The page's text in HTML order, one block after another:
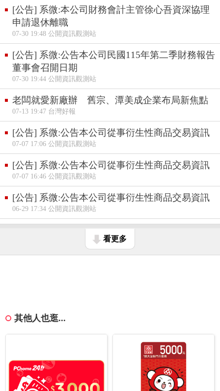
[公告] 系微:本公司財務會計主管徐心吾資深協理
申請退休離職
07-30 19:48 公開資訊觀測站
[公告] 系微:公告本公司民國115年第二季財務報告
董事會召開日期
07-30 19:44 公開資訊觀測站
老闆就愛新廠辦 舊宗、潭美成企業布局新焦點
07-13 19:47 台灣好報
[公告] 系微:公告本公司從事衍生性商品交易資訊
07-07 17:06 公開資訊觀測站
[公告] 系微:公告本公司從事衍生性商品交易資訊
07-07 16:46 公開資訊觀測站
[公告] 系微:公告本公司從事衍生性商品交易資訊
06-29 17:34 公開資訊觀測站
看更多
其他人也逛...